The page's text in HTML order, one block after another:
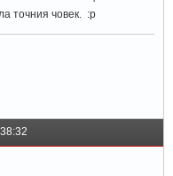
точния човек. :p